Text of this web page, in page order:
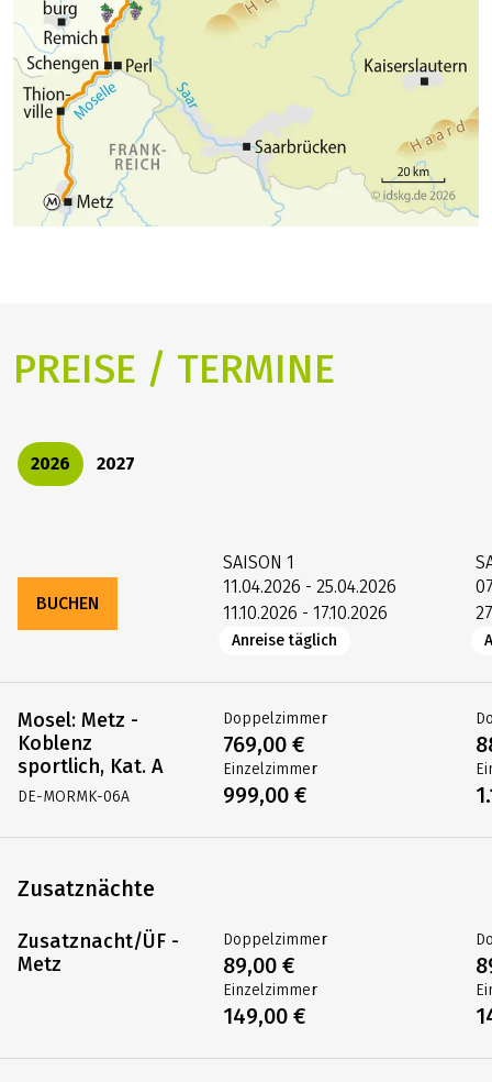
PREISE / TERMINE
2026 2027
BUCHEN
Mosel: Metz -
Koblenz
sportlich, Kat. A
DE-MORMK-06A
Zusatznächte
Zusatznacht/ÜF -
Metz
SAISON 1
11.04.2026 - 25.04.2026
11.10.2026 - 17.10.2026
Anreise täglich
Doppelzimmer
769,00 €
Einzelzimmer
999,00 €
Doppelzimmer
89,00 €
Einzelzimmer
149,00 €